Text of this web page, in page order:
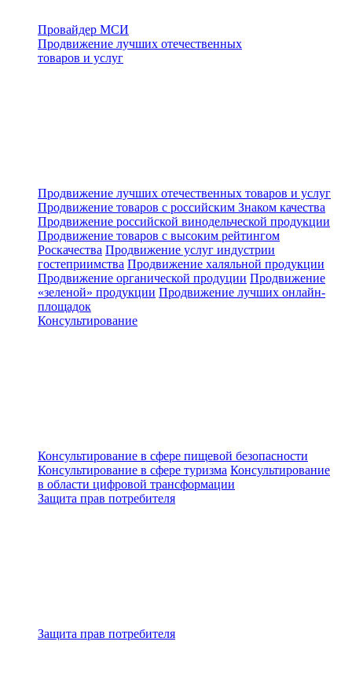
Провайдер МСИ
Продвижение лучших отечественных
товаров и услуг
Продвижение лучших отечественных товаров и услуг
Продвижение товаров с российским Знаком качества
Продвижение российской винодельческой продукции
Продвижение товаров с высоким рейтингом
Роскачества Продвижение услуг индустрии
гостеприимства Продвижение халяльной продукции
Продвижение органической продуции Продвижение
«зеленой» продукции Продвижение лучших онлайн-
площадок
Консультирование
Консультирование в сфере пищевой безопасности
Консультирование в сфере туризма Консультирование
в области цифровой трансформации
Защита прав потребителя
Защита прав потребителя